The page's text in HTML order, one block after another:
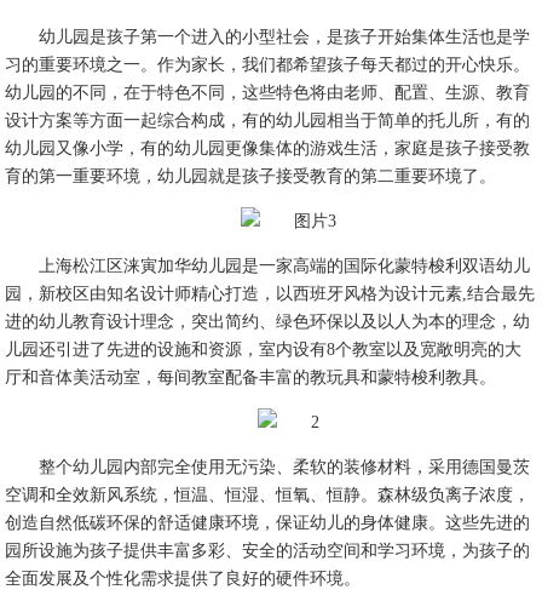
幼儿园是孩子第一个进入的小型社会，是孩子开始集体生活也是学
习的重要环境之一。作为家长，我们都希望孩子每天都过的开心快乐。
幼儿园的不同，在于特色不同，这些特色将由老师、配置、生源、教育
设计方案等方面一起综合构成，有的幼儿园相当于简单的托儿所，有的
幼儿园又像小学，有的幼儿园更像集体的游戏生活，家庭是孩子接受教
育的第一重要环境，幼儿园就是孩子接受教育的第二重要环境了。
上海松江区涞寅加华幼儿园是一家高端的国际化蒙特梭利双语幼儿
园，新校区由知名设计师精心打造，以西班牙风格为设计元素,结合最先
进的幼儿教育设计理念，突出简约、绿色环保以及以人为本的理念，幼
儿园还引进了先进的设施和资源，室内设有8个教室以及宽敞明亮的大
厅和音体美活动室，每间教室配备丰富的教玩具和蒙特梭利教具。
整个幼儿园内部完全使用无污染、柔软的装修材料，采用德国曼茨
空调和全效新风系统，恒温、恒湿、恒氧、恒静。森林级负离子浓度，
创造自然低碳环保的舒适健康环境，保证幼儿的身体健康。这些先进的
园所设施为孩子提供丰富多彩、安全的活动空间和学习环境，为孩子的
全面发展及个性化需求提供了良好的硬件环境。